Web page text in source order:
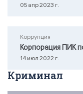
05 апр 2023 г.
Коррупция
Корпорация ПИК
14 июл 2022 г.
Криминал